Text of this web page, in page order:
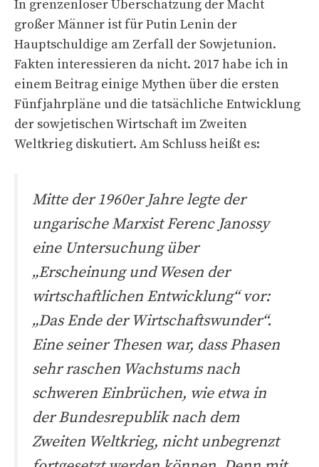
In grenzenloser Überschätzung der Macht
großer Männer ist für Putin Lenin der
Hauptschuldige am Zerfall der Sowjetunion.
Fakten interessieren da nicht. 2017 habe ich in
einem Beitrag einige Mythen über die ersten
Fünfjahrpläne und die tatsächliche Entwicklung
der sowjetischen Wirtschaft im Zweiten
Weltkrieg diskutiert. Am Schluss heißt es:
Mitte der 1960er Jahre legte der
ungarische Marxist Ferenc Janossy
eine Untersuchung über
„Erscheinung und Wesen der
wirtschaftlichen Entwicklung“ vor:
„Das Ende der Wirtschaftswunder“.
Eine seiner Thesen war, dass Phasen
sehr raschen Wachstums nach
schweren Einbrüchen, wie etwa in
der Bundesrepublik nach dem
Zweiten Weltkrieg, nicht unbegrenzt